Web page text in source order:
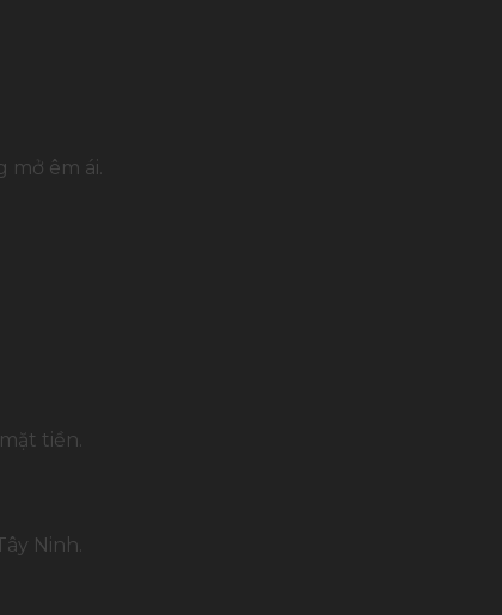
mở êm ái.
tiền.
Ninh.